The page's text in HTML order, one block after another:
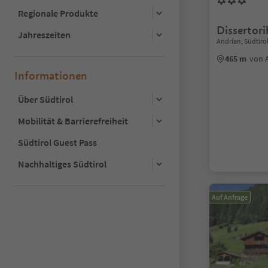
Regionale Produkte
Jahreszeiten
Informationen
Über Südtirol
Mobilität & Barrierefreiheit
Südtirol Guest Pass
Nachhaltiges Südtirol
Andrian,
465 m von
Auf Anfrage